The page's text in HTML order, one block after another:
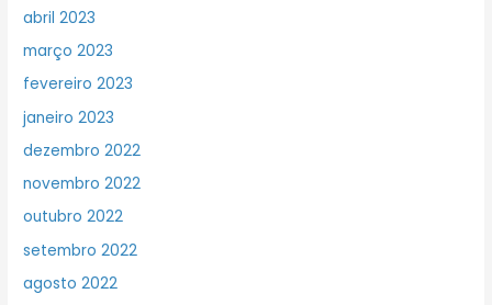
abril 2023
março 2023
fevereiro 2023
janeiro 2023
dezembro 2022
novembro 2022
outubro 2022
setembro 2022
agosto 2022